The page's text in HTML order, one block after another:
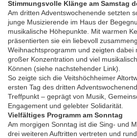
Stimmungsvolle Klänge am Samstag
Am dritten Adventswochenende setzten
junge Musizierende im Haus der
musikalische Höhepunkte. Mit warmen
präsentierten sie ein liebevoll
Weihnachtsprogramm und zeigten dabei
großer Konzentration und viel
Können (siehe nachstehender Link).
So zeigte sich die Veitshöchheimer
ersten Tag des dritten
Treffpunkt – geprägt von Musik,
Engagement und gelebter Solidarität.
Vielfältiges Programm am Sonntag
Am morgigen Sonntag ist die Sing- und
drei weiteren Auftritten vertreten und